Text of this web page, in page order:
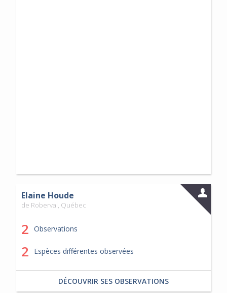
Elaine Houde
de Roberval, Québec
2 Observations
2 Espèces différentes observées
DÉCOUVRIR SES OBSERVATIONS